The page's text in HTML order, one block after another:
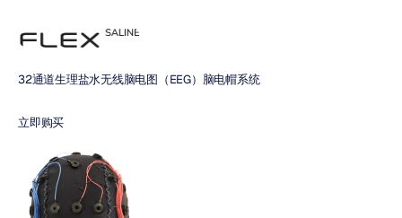
32通道生理盐水无线脑电图（EEG）脑电帽系统
立即购买